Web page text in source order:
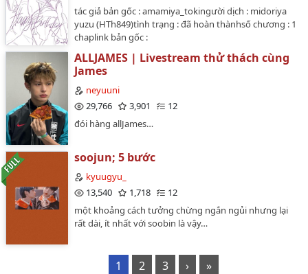
tác giả bản gốc : amamiya_tokingười dịch : midoriya
yuzu (HTh849)tình trạng : đã hoàn thànhsố chương : 1
chaplink bản gốc :
https://archiveofourown.org/works/11021931cặp
chính : Tsunashi Ryuunosuke x Ousaka Sougoartist :
NezuDangoNội dung :TRIGGER được đưa vào hoạt
động trong một loạt quảng cáo về chủ đề đám cưới
nhưng xui xẻo là họ không có đối tác để chụp ảnh.
sẵn sàng giúp họ. Đối với Tsunashi Ryuunosuke, người
đã trở thành hiện thực.…
ALLJAMES | Livestream thử thách cùng
James
neyuuni
29,766
3,901
12
đói hàng allJames…
soojun; 5 bước
kyuugyu_
13,540
1,718
12
một khoảng cách tưởng chừng ngắn ngủi nhưng lại
rất dài, ít nhất với soobin là vậy…
1 2 3 › »